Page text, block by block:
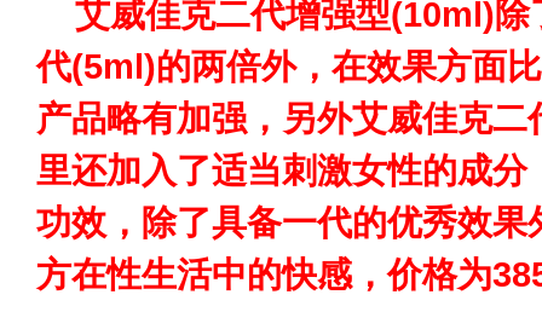
艾威佳克二代增强型(10ml)除
代(5ml)的两倍外，在效果方面
产品略有加强，另外艾威佳克二
里还加入了适当刺激女性的成分
功效，除了具备一代的优秀效果
方在性生活中的快感，价格为